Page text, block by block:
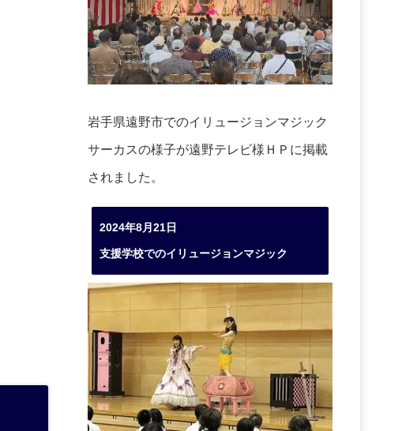
岩手県遠野市でのイリュージョンマジック
サーカスの様子が遠野テレビ様ＨＰに掲載
されました。
2024年8月21日
支援学校でのイリュージョンマジック